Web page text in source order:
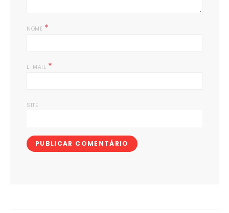
NOME *
E-MAIL *
SITE